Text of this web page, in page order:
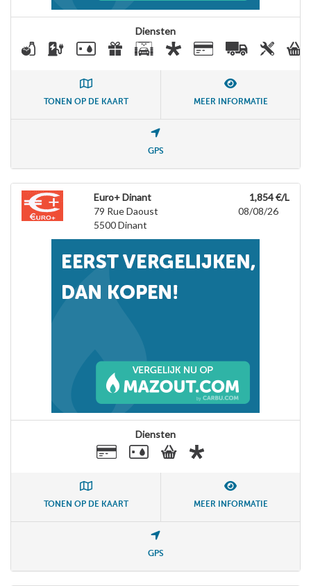
Diensten
TONEN OP DE KAART MEER INFORMATIE
GPS
Euro+ Dinant
79 Rue Daoust
5500Dinant
1,854 €/L
08/08/26
Diensten
TONEN OP DE KAART MEER INFORMATIE
GPS